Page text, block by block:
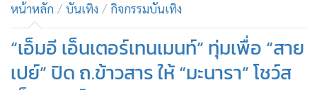
• บันเทิง
ผู้จัดการรายวัน
คอลัมนิสต์
• ละคร
หน้าหลัก บันเทิง กิจกรรมบันเทิง
“เอ็มอี เอ็นเตอร์เทนเมนท์” ทุ่มเพื่อ “สาย
เปย์” ปิด ถ.ข้าวสาร ให้ “มะนารา” โชว์ส